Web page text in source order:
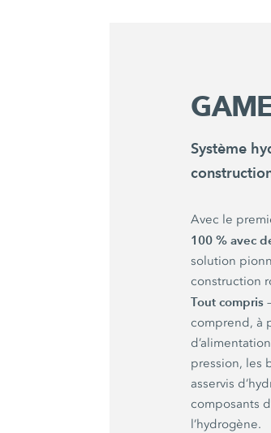
Système
Avec le
100 % avec
solution
construction
Tout compris
comprend, à
pression, les
asservis
composants
l’hydrogène.